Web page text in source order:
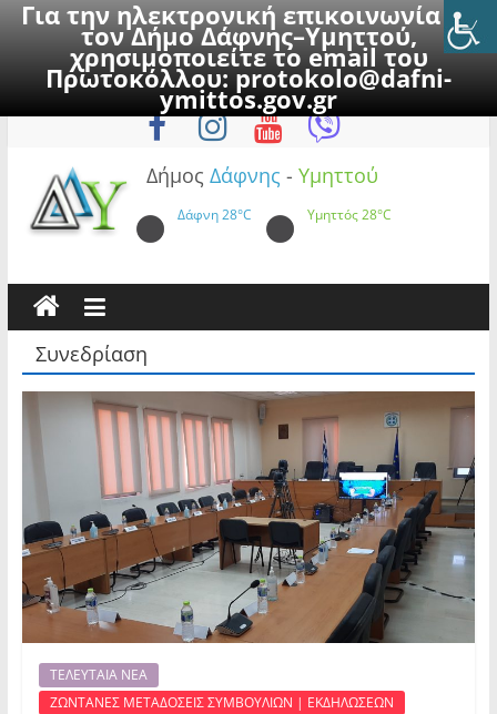
Για την ηλεκτρονική επικοινωνία με
τον Δήμο Δάφνης–Υμηττού,
χρησιμοποιείτε το email του
Πρωτοκόλλου:protokolo@dafni-
ymittos.gov.gr
to
Σάββατο, 8 Αυγούστου 2026
Δήμος Δάφνης - Υμηττού
Δάφνη28°C Υμηττός28°C
Συνεδρίαση
ΤΕΛΕΥΤΑΙΑ ΝΕΑ
ΖΩΝΤΑΝΕΣ ΜΕΤΑΔΟΣΕΙΣ ΣΥΜΒΟΥΛΙΩΝ | ΕΚΔΗΛΩΣΕΩΝ